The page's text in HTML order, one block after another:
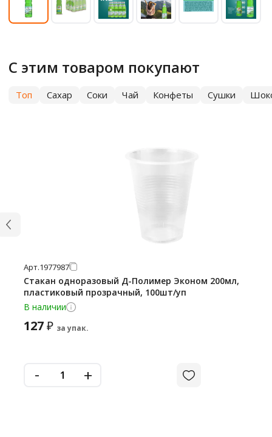
С этим товаром покупают
Топ Сахар Соки Чай Конфеты Сушки
Арт.1977987
Стакан одноразовый Д-Полимер Эконом 200мл,
пластиковый прозрачный, 100шт/уп
В наличии
127₽ за упак.
- +